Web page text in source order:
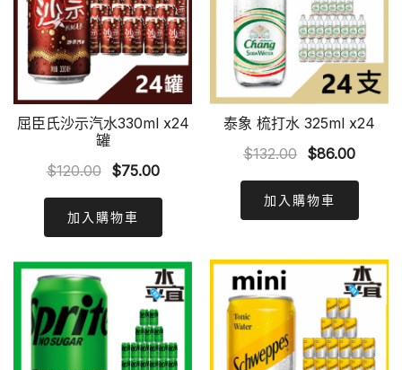
屈臣氏沙示汽水330ml x24
罐
$120.00
Original
was:
$120.00.
$75.00Current
$75.00.
加入購物車
泰象 梳打水 325ml x24
$132.00 Original
was:
$132.00.
$86.00
加入購物車